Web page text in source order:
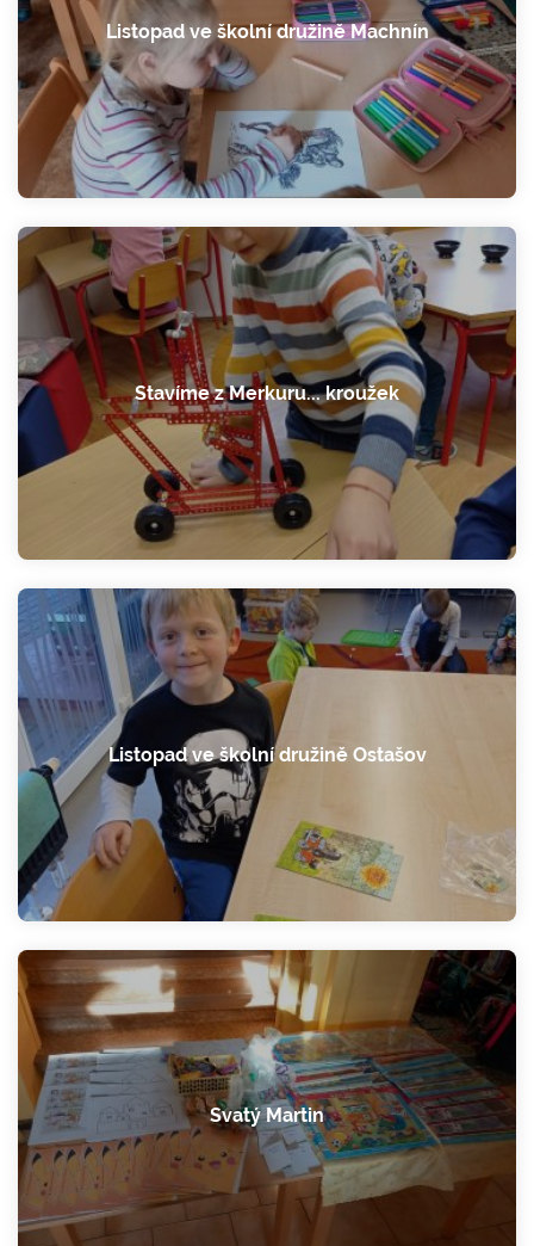
Listopad ve školní družině Machnín
Stavíme z Merkuru... kroužek
Listopad ve školní družině Ostašov
Svatý Martin